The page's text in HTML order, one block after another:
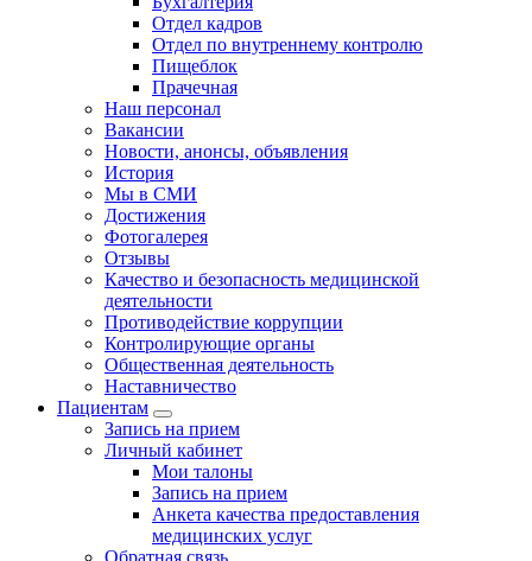
Отдел кадров
Отдел по внутреннему контролю
Пищеблок
Прачечная
Наш персонал
Вакансии
Новости, анонсы, объявления
История
Мы в СМИ
Достижения
Фотогалерея
Отзывы
Качество и безопасность медицинской
деятельности
Противодействие коррупции
Контролирующие органы
Общественная деятельность
Наставничество
Пациентам
Запись на прием
Личный кабинет
Мои талоны
Запись на прием
Анкета качества предоставления
медицинских услуг
Обратная связь